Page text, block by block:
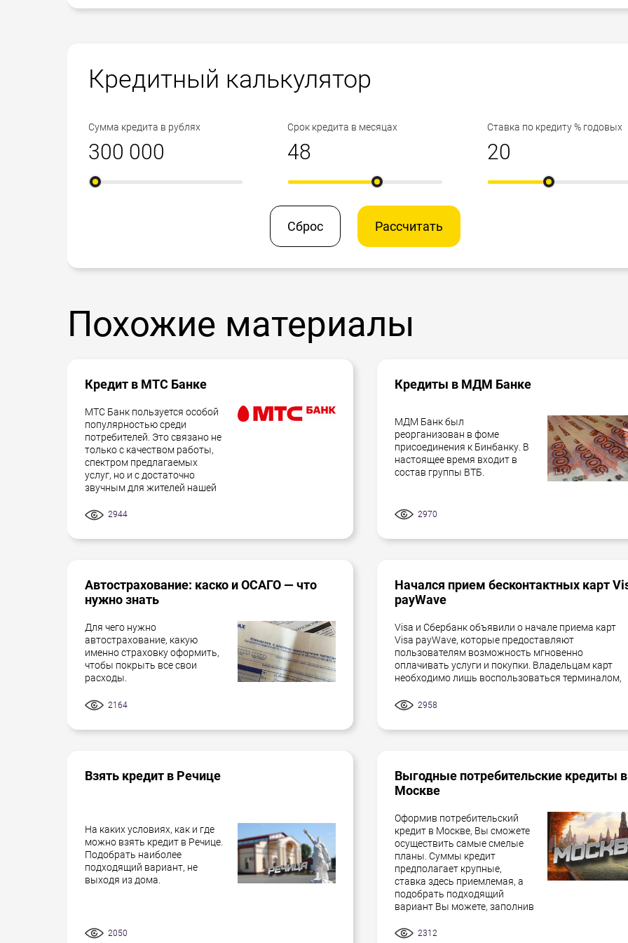
Кредитный калькулятор
Сумма кредита в рублях Срок кредита в месяцах Ставка по кредиту % годовых
Сброс Рассчитать
Похожие материалы
Кредит в МТС Банке
МТС Банк пользуется особой
популярностью среди
потребителей. Это связано не
только с качеством работы,
спектром предлагаемых
услуг, но и с достаточно
звучным для жителей нашей
2944
Кредиты в МДМ Банке
МДМ Банк был
реорганизован в фоме
присоединения к Бинбанку. В
настоящее время входит в
состав группы ВТБ.
2970
Автострахование: каско и ОСАГО — что
нужно знать
Для чего нужно
автострахование, какую
именно страховку оформить,
чтобы покрыть все свои
расходы.
2164
Начался прием бесконтактных карт
payWave
Visa и Сбербанк объявили о начале приема карт
Visa payWave, которые предоставляют
пользователям возможность мгновенно
оплачивать услуги и покупки. Владельцам карт
необходимо лишь воспользоваться терминалом,
2958
Взять кредит в Речице
На каких условиях, как и где
можно взять кредит в Речице.
Подобрать наиболее
подходящий вариант, не
выходя из дома.
2050
Выгодные потребительские кредиты в
Москве
Оформив потребительский
кредит в Москве, Вы сможете
осуществить самые смелые
планы. Суммы кредит
предполагает крупные,
ставка здесь приемлемая, а
подобрать подходящий
вариант Вы можете, заполнив
2312